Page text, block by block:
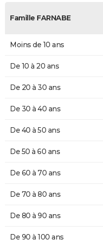
Famille FARNABE
Moins de 10 ans
De 10 à 20 ans
De 20 à 30 ans
De 30 à 40 ans
De 40 à 50 ans
De 50 à 60 ans
De 60 à 70 ans
De 70 à 80 ans
De 80 à 90 ans
De 90 à 100 ans